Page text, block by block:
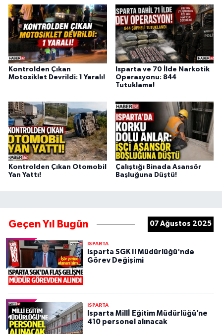
Kontrolden Çıkan
Motosiklet Devrildi: 1 Yaralı!
Isparta ve 70 İlde Narkotik
Operasyonu: 844
Tutuklama!
Kontrolden Çıkan Otomobil
Yan Yattı!
Çalıştığı Binada Asansör
Başluğuna Düştü!
Geçen Yıl Bugün 07 Ağustos 2025
ISPARTA
Isparta SGK İl Müdürlüğü'nde
Görev Değişimi
ISPARTA
Isparta Millİ Eğitim Müdürlüğü’ne
410 personel alınacak